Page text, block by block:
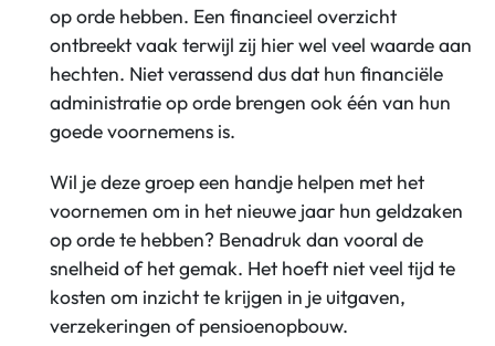
op orde hebben. Een financieel overzicht
ontbreekt vaak terwijl zij hier wel veel waarde aan
hechten. Niet verassend dus dat hun financiële
administratie op orde brengen ook één van hun
goede voornemens is.
Wil je deze groep een handje helpen met het
voornemen om in het nieuwe jaar hun geldzaken
op orde te hebben? Benadruk dan vooral de
snelheid of het gemak. Het hoeft niet veel tijd te
kosten om inzicht te krijgen in je uitgaven,
verzekeringen of pensioenopbouw.